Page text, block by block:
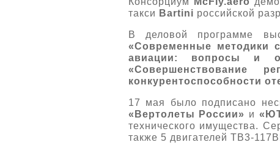
такси Bartini российской
В деловой программе
«Современные методики
авиации: вопросы и
«Совершенствование
конкурентоспособности
17 мая было подписано
«Вертолеты России» и
технического имущества.
также 5 двигателей ТВ3-